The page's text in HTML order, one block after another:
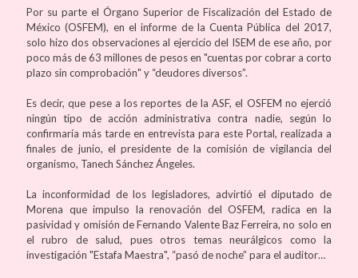
Por su parte el Órgano Superior de Fiscalización del Estado de
México (OSFEM), en el informe de la Cuenta Pública del 2017,
solo hizo dos observaciones al ejercicio del ISEM de ese año, por
poco más de 63 millones de pesos en "cuentas por cobrar a corto
plazo sin comprobación" y “deudores diversos”.
Es decir, que pese a los reportes de la ASF, el OSFEM no ejerció
ningún tipo de acción administrativa contra nadie, según lo
confirmaría más tarde en entrevista para este Portal, realizada a
finales de junio, el presidente de la comisión de vigilancia del
organismo, Tanech Sánchez Ángeles.
La inconformidad de los legisladores, advirtió el diputado de
Morena que impulso la renovación del OSFEM, radica en la
pasividad y omisión de Fernando Valente Baz Ferreira, no solo en
el rubro de salud, pues otros temas neurálgicos como la
investigación "Estafa Maestra", “pasó de noche” para el auditor…